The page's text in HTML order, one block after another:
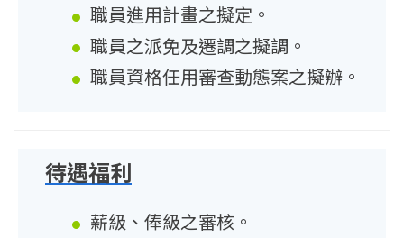
職員進用計畫之擬定。
職員之派免及遷調之擬調。
職員資格任用審查動態案之擬辦。
待遇福利
薪級、俸級之審核。